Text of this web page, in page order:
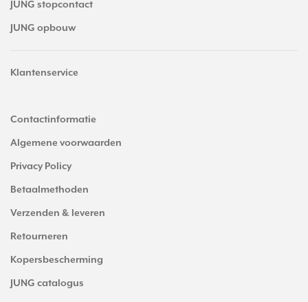
JUNG stopcontact
JUNG opbouw
Klantenservice
Contactinformatie
Algemene voorwaarden
Privacy Policy
Betaalmethoden
Verzenden & leveren
Retourneren
Kopersbescherming
JUNG catalogus